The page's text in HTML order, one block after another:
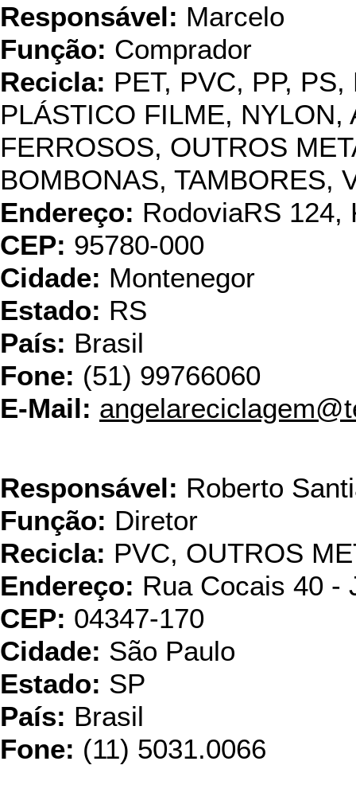
Responsável: Marcelo
Função: Comprador
Recicla: PET, PVC, PP,
PLÁSTICO FILME, NYLON,
FERROSOS, OUTROS
BOMBONAS, TAMBORES,
Endereço: RodoviaRS 124,
CEP: 95780-000
Cidade: Montenegor
Estado: RS
País: Brasil
Fone: (51) 99766060
E-Mail:
Responsável: Roberto
Função: Diretor
Recicla: PVC, OUTROS
Endereço: Rua Cocais 40 -
CEP: 04347-170
Cidade: São Paulo
Estado: SP
País: Brasil
Fone: (11) 5031.0066